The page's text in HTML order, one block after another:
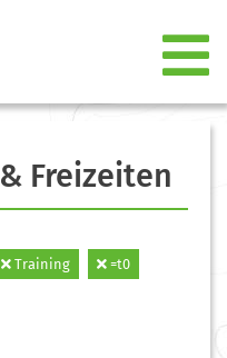
Freizeiten
Training =t0